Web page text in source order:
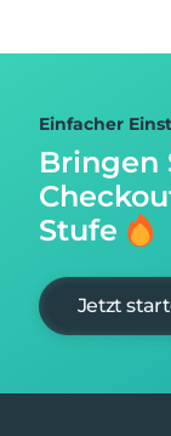
Einfacher
Bringen
Stufe
Jetzt